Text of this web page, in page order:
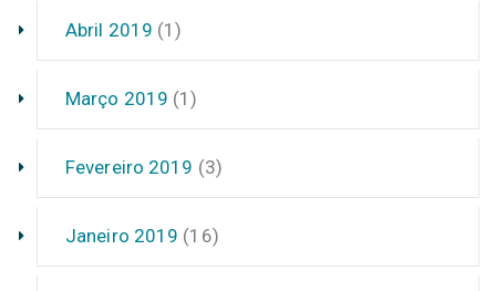
Abril 2019 (1)
Março 2019 (1)
Fevereiro 2019 (3)
Janeiro 2019 (16)